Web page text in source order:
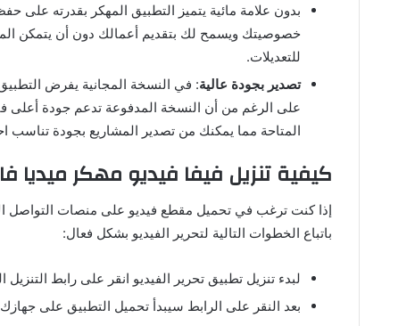
بدون علامة مائية يتميز التطبيق المهكر بقدرته على
خصوصيتك ويسمح لك بتقديم أعمالك دون أن يتمكن
للتعديلات.
تصدير بجودة عالية: في النسخة المجانية يفرض
على الرغم من أن النسخة المدفوعة تدعم جودة أعلى
المتاحة مما يمكنك من تصدير المشاريع بجودة تناسب
كيفية تنزيل فيفا فيديو مهكر ميديا
إذا كنت ترغب في تحميل مقطع فيديو على منصات التواصل
باتباع الخطوات التالية لتحرير الفيديو بشكل فعال:
لبدء تنزيل تطبيق تحرير الفيديو انقر على رابط التنزيل
بعد النقر على الرابط سيبدأ تحميل التطبيق على